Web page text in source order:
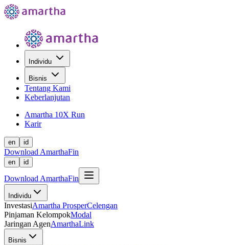
Individu
Bisnis
Tentang Kami
Keberlanjutan
Amartha 10X Run
Karir
en id
Download AmarthaFin
en id
Download AmarthaFin
Individu
InvestasiAmartha ProsperCelengan
Pinjaman KelompokModal
Jaringan AgenAmarthaLink
Bisnis